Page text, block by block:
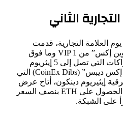
الثاني
فبراير من يوم العلامة التجارية، قدمت
“كوين إكس” لمستخدمي “كوين إكس” من VIP 1 وما فوق
خصماً بنسبة 50٪ على الاشتراكات التي تصل إلى 5 إيثريوم
(ETH) من خلال ميزة “كوين إكس ديبس” (CoinEx Dibs) التي
إيثيريوم دينكون، أتاح عرض
ETH الترويجي للمستخدمين الحصول على ETH بنصف السعر
على الشبكة.